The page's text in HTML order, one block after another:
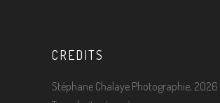
CREDITS
Stéphane Chalaye Photographie, 2026.